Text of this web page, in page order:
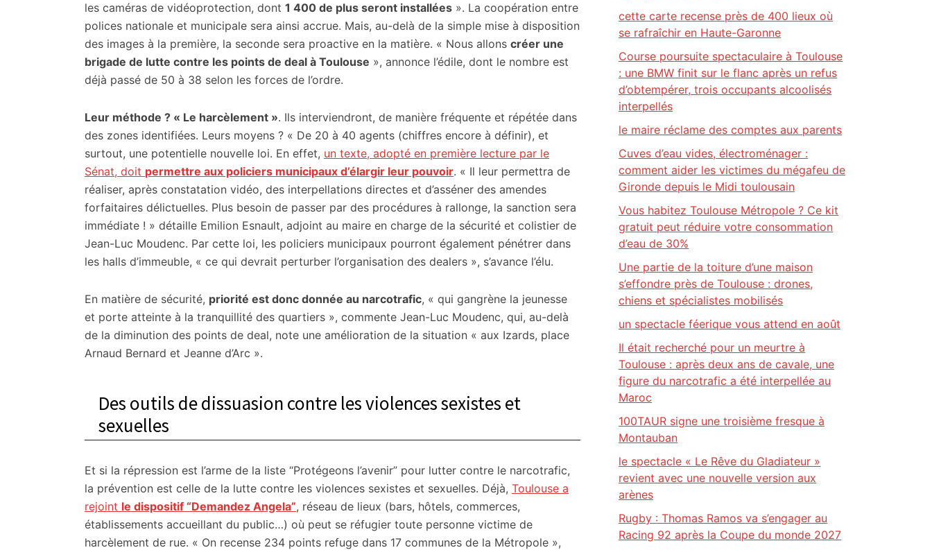
les caméras de vidéoprotection, dont 1 400 de plus seront installées ». La coopération entre
polices nationale et municipale sera ainsi accrue. Mais, au-delà de la simple mise à disposition
des images à la première, la seconde sera proactive en la matière. « Nous allons créer une
brigade de lutte contre les points de deal à Toulouse », annonce l’édile, dont le nombre est
déjà passé de 50 à 38 selon les forces de l’ordre.
Leur méthode ? « Le harcèlement ». Ils interviendront, de manière fréquente et répétée dans
des zones identifiées. Leurs moyens ? « De 20 à 40 agents (chiffres encore à définir), et
surtout, une potentielle nouvelle loi. En effet, un texte, adopté en première lecture par le
Sénat, doit permettre aux policiers municipaux d’élargir leur pouvoir. « Il leur permettra de
réaliser, après constatation vidéo, des interpellations directes et d’asséner des amendes
forfaitaires délictuelles. Plus besoin de passer par des procédures à rallonge, la sanction sera
immédiate ! » détaille Emilion Esnault, adjoint au maire en charge de la sécurité et colistier de
Jean-Luc Moudenc. Par cette loi, les policiers municipaux pourront également pénétrer dans
les halls d’immeuble, « ce qui devrait perturber l’organisation des dealers », s’avance l’élu.
En matière de sécurité, priorité est donc donnée au narcotrafic, « qui gangrène la jeunesse
et porte atteinte à la tranquillité des quartiers », commente Jean-Luc Moudenc, qui, au-delà
de la diminution des points de deal, note une amélioration de la situation « aux Izards, place
Arnaud Bernard et Jeanne d’Arc ».
Des outils de dissuasion contre les violences sexistes et
sexuelles
Et si la répression est l’arme de la liste “Protégeons l’avenir” pour lutter contre le narcotrafic,
la prévention est celle de la lutte contre les violences sexistes et sexuelles. Déjà, Toulouse a
rejoint le dispositif “Demandez Angela”, réseau de lieux (bars, hôtels, commerces,
établissements accueillant du public…) où peut se réfugier toute personne victime de
harcèlement de rue. « On recense 234 points refuge dans 17 communes de la Métropole »,
cette carte recense près de 400 lieux où
se rafraîchir en Haute-Garonne
Course poursuite spectaculaire à Toulouse
: une BMW finit sur le flanc après un refus
d’obtempérer, trois occupants alcoolisés
interpellés
le maire réclame des comptes aux parents
Cuves d’eau vides, électroménager :
comment aider les victimes du mégafeu de
Gironde depuis le Midi toulousain
Vous habitez Toulouse Métropole ? Ce kit
gratuit peut réduire votre consommation
d’eau de 30%
Une partie de la toiture d’une maison
s’effondre près de Toulouse : drones,
chiens et spécialistes mobilisés
un spectacle féerique vous attend en août
Il était recherché pour un meurtre à
Toulouse : après deux ans de cavale, une
figure du narcotrafic a été interpellée au
Maroc
100TAUR signe une troisième fresque à
Montauban
le spectacle « Le Rêve du Gladiateur »
revient avec une nouvelle version aux
arènes
Rugby : Thomas Ramos va s’engager au
Racing 92 après la Coupe du monde 2027